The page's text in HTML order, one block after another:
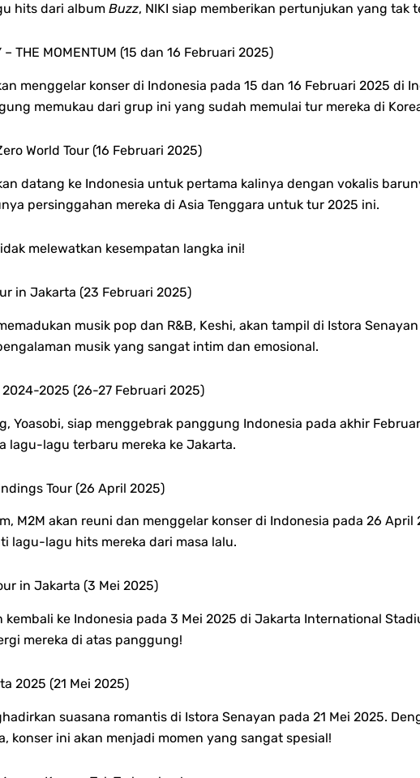
hits dari album Buzz, NIKI siap memberikan pertunjukan yang tak
– THE MOMENTUM (15 dan 16 Februari 2025)
menggelar konser di Indonesia pada 15 dan 16 Februari 2025 di
memukau dari grup ini yang sudah memulai tur mereka di
World Tour (16 Februari 2025)
datang ke Indonesia untuk pertama kalinya dengan vokalis
persinggahan mereka di Asia Tenggara untuk tur 2025 ini.
melewatkan kesempatan langka ini!
in Jakarta (23 Februari 2025)
musik pop dan R&B, Keshi, akan tampil di Istora
musik yang sangat intim dan emosional.
2024-2025 (26-27 Februari 2025)
Yoasobi, siap menggebrak panggung Indonesia pada akhir
lagu-lagu terbaru mereka ke Jakarta.
Tour (26 April 2025)
M2M akan reuni dan menggelar konser di Indonesia pada 26
lagu-lagu hits mereka dari masa lalu.
in Jakarta (3 Mei 2025)
kembali ke Indonesia pada 3 Mei 2025 di Jakarta International
mereka di atas panggung!
2025 (21 Mei 2025)
suasana romantis di Istora Senayan pada 21 Mei 2025.
konser ini akan menjadi momen yang sangat spesial!